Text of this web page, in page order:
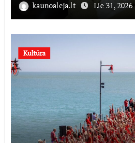
kaunoaleja.lt Lie 31, 2026
Kultūra